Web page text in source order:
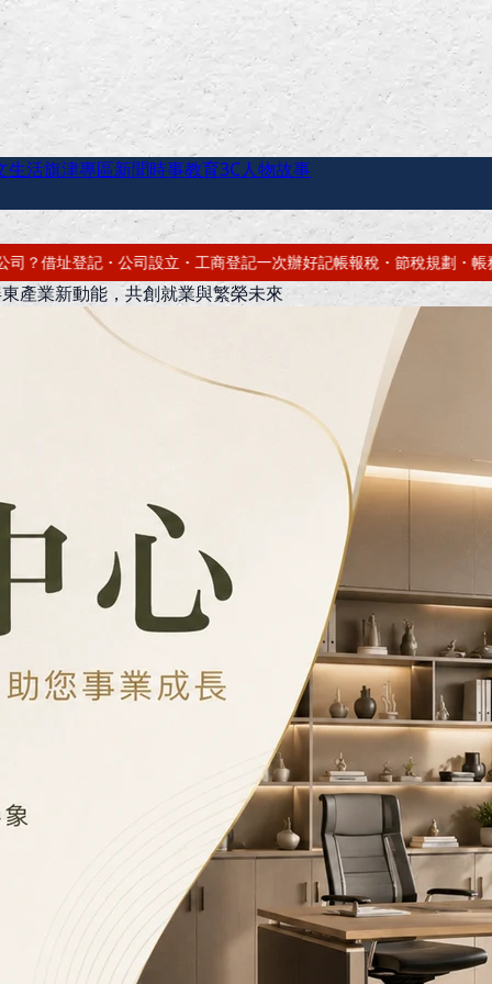
生活旗津專區新聞時事教育3C人物故事
辦好記帳報稅・節稅規劃・帳務健檢借址登記・辦公室出租・短期套房
產業新動能，共創就業與繁榮未來